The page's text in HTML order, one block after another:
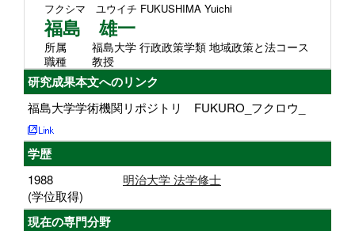
フクシマ ユウイチ FUKUSHIMA Yuichi
福島 雄一
所属
福島大学 行政政策学類 地域政策と法コース
職種
教授
研究成果本文へのリンク
福島大学学術機関リポジトリ FUKURO_フクロウ_
学歴
1988
(学位取得)
明治大学 法学修士
現在の専門分野